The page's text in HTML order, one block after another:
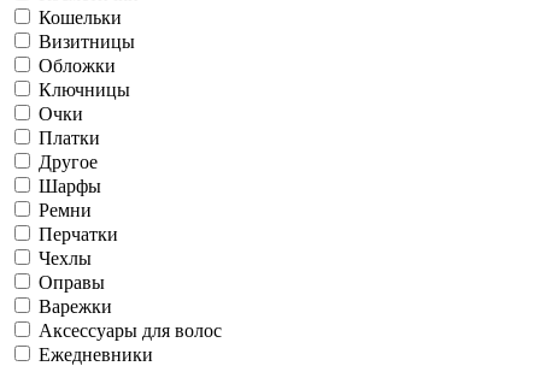
Кошельки
Визитницы
Обложки
Ключницы
Очки
Платки
Другое
Шарфы
Ремни
Перчатки
Чехлы
Оправы
Варежки
Аксессуары для волос
Ежедневники